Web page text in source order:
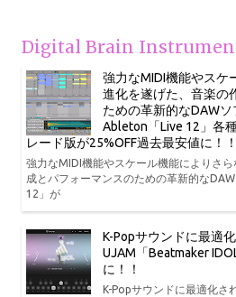
Digital Brain
強力なMIDI機能やスケ
進化を遂げた、音楽の
ための革新的なDAWソ
Ableton「Live 12」各
レード版が25%OFF過去最安値に！！
強力なMIDI機能やスケール機能によりさ
成とパフォーマンスのための革新的な
12」が
K-Popサウンドに最適
UJAM「Beatmaker
に！！
K-Popサウンドに最適化さ